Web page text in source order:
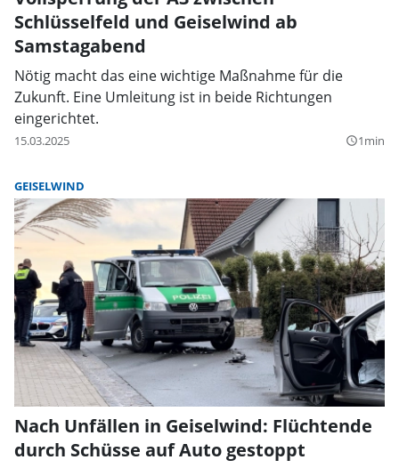
Schlüsselfeld und Geiselwind ab
Samstagabend
Nötig macht das eine wichtige Maßnahme für die
Zukunft. Eine Umleitung ist in beide Richtungen
eingerichtet.
15.03.2025 query_builder1min
GEISELWIND
Nach Unfällen in Geiselwind: Flüchtende
durch Schüsse auf Auto gestoppt